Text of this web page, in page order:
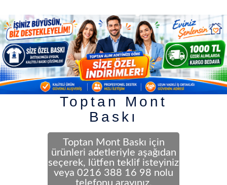
Toptan Mont
Baskı
Toptan Mont Baskı için
ürünleri adetleriyle aşağıdan
seçerek, lütfen teklif isteyiniz
veya 0216 388 16 98 nolu
telefonu arayınız.